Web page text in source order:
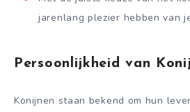
jarenlang plezier hebben van
Persoonlijkheid van
Konijnen staan bekend om hun